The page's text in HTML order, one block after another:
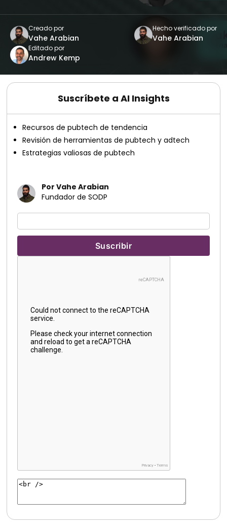
Creado por
Vahe Arabian
Hecho verificado por
Vahe Arabian
Editado por
Andrew Kemp
Suscríbete a AI Insights
Recursos de pubtech de tendencia
Revisión de herramientas de pubtech y adtech
Estrategias valiosas de pubtech
Por Vahe Arabian
Fundador de SODP